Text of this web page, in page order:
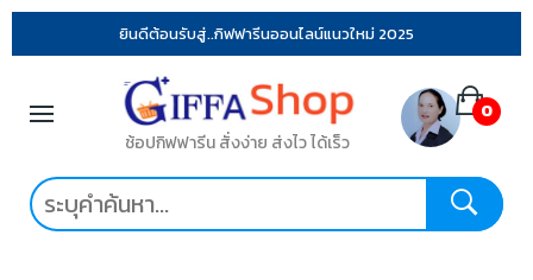
ยินดีต้อนรับสู่..กิฟฟารีนออนไลน์แนวใหม่ 2025
ช้อปกิฟฟารีน สั่งง่าย ส่งไว ได้เร็ว
0